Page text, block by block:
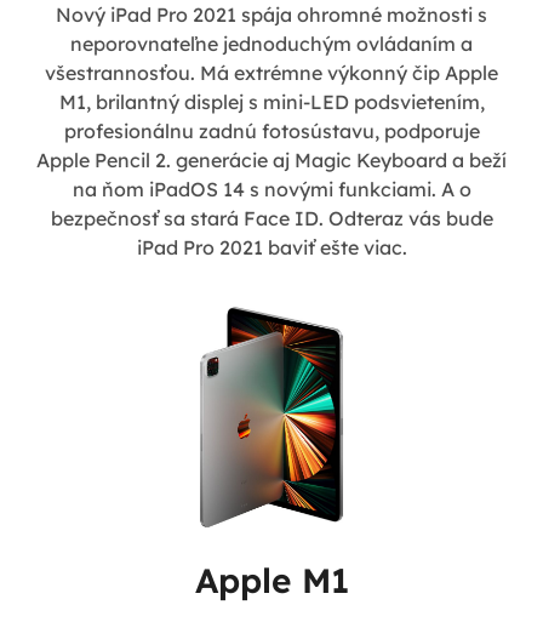
Nový iPad Pro 2021 spája ohromné možnosti s
neporovnateľne jednoduchým ovládaním a
všestrannosťou. Má extrémne výkonný čip Apple
M1, brilantný displej s mini-LED podsvietením,
profesionálnu zadnú fotosústavu, podporuje
Apple Pencil 2. generácie aj Magic Keyboard a beží
na ňom iPadOS 14 s novými funkciami. A o
bezpečnosť sa stará Face ID. Odteraz vás bude
iPad Pro 2021 baviť ešte viac.
Apple M1